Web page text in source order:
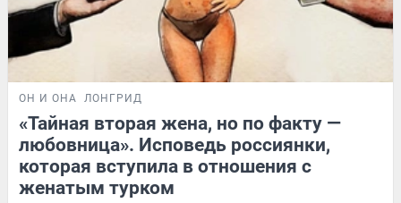
ОН И ОНА ЛОНГРИД
«Тайная вторая жена, но по факту —
любовница». Исповедь россиянки,
которая вступила в отношения с
женатым турком